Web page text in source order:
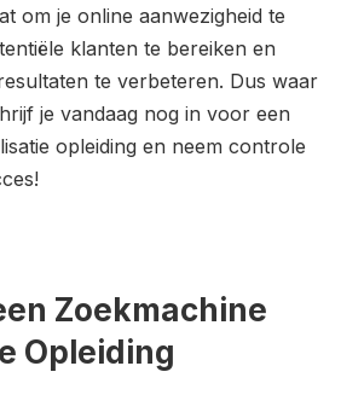
om je online aanwezigheid te
klanten te bereiken en
te verbeteren. Dus waar
je vandaag nog in voor een
opleiding en neem controle
Zoekmachine
Opleiding